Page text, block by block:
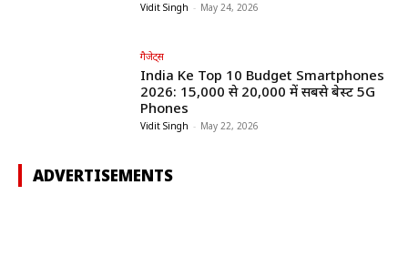
Vidit Singh - May 24, 2026
गैजेट्स
India Ke Top 10 Budget Smartphones
2026: ₹15,000 से ₹20,000 में सबसे बेस्ट 5G
Phones
Vidit Singh - May 22, 2026
ADVERTISEMENTS